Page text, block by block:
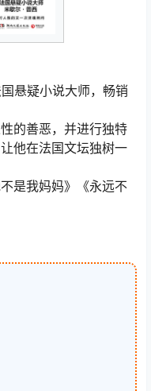
悬疑小说大师，畅销
的善恶，并进行独特
他在法国文坛独树一
是我妈妈》《永远不